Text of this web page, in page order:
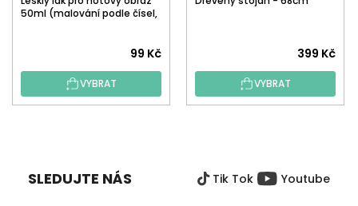
50ml (malování podle čísel,
hodnocení
produktu
je
hvězdiček.
99 Kč
VYBRAT
399 Kč
VYBRAT
SLEDUJTE NÁS Tik Tok Youtube